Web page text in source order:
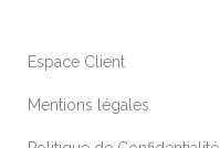
Espace Client
Mentions légales